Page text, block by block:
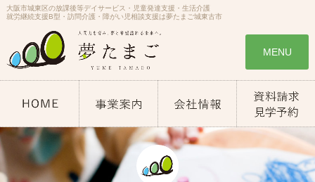
大阪市城東区の放課後等デイサービス・児童発達支援・生活介護
就労継続支援B型・訪問介護・障がい児相談支援は夢たまご城東古市
MENU